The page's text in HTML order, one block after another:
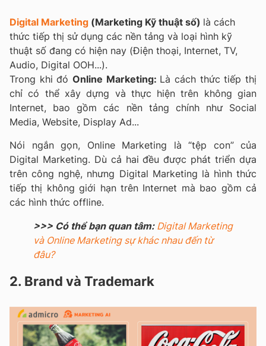
Digital Marketing (Marketing Kỹ thuật số) là cách
thức tiếp thị sử dụng các nền tảng và loại hình kỹ
thuật số đang có hiện nay (Điện thoại, Internet, TV,
Audio, Digital OOH...).
Trong khi đó Online Marketing: Là cách thức tiếp thị
chỉ có thể xây dựng và thực hiện trên không gian
Internet, bao gồm các nền tảng chính như Social
Media, Website, Display Ad...
Nói ngắn gọn, Online Marketing là “tệp con” của
Digital Marketing. Dù cả hai đều được phát triển dựa
trên công nghệ, nhưng Digital Marketing là hình thức
tiếp thị không giới hạn trên Internet mà bao gồm cả
các hình thức offline.
>>> Có thể bạn quan tâm: Digital Marketing
và Online Marketing sự khác nhau đến từ
đâu?
2. Brand và Trademark